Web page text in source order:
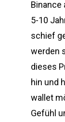
Binance
5-10
schief
werden
dieses
hin und
wallet
Gefühl